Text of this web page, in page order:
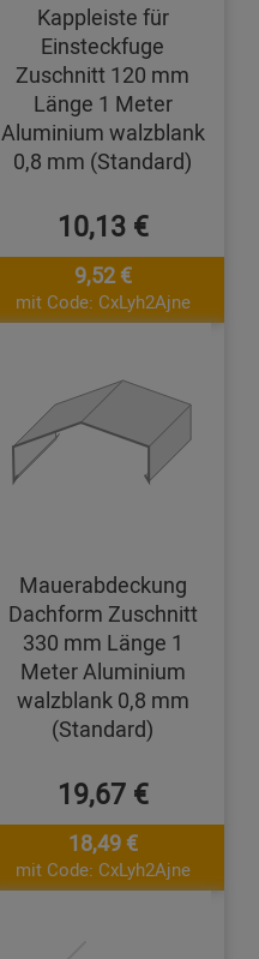
Kappleiste für
Einsteckfuge
Zuschnitt 120 mm
Länge 1 Meter
Aluminium walzblank
0,8 mm (Standard)
10,13 €
9,52 €
mit Code: CxLyh2Ajne
Mauerabdeckung
Dachform Zuschnitt
330 mm Länge 1
Meter Aluminium
walzblank 0,8 mm
(Standard)
19,67 €
18,49 €
mit Code: CxLyh2Ajne